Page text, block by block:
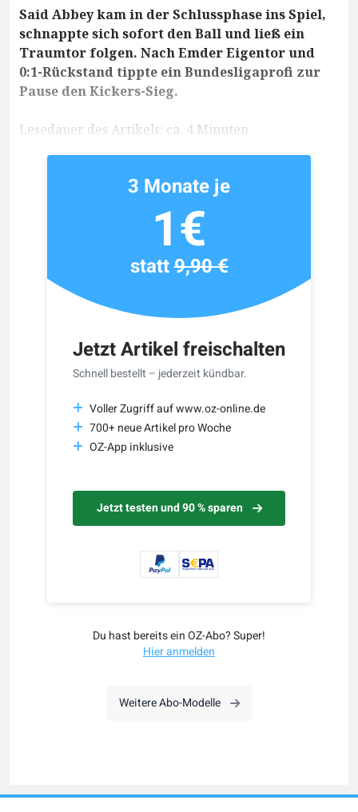
Said Abbey kam in der Schlussphase ins Spiel,
schnappte sich sofort den Ball und ließ ein
Traumtor folgen. Nach Emder Eigentor und
0:1-Rückstand tippte ein Bundesligaprofi zur
Pause den Kickers-Sieg.
Lesedauer des Artikels: ca. 4 Minuten
Jetzt Artikel freischalten
Schnell bestellt – jederzeit kündbar.
Voller Zugriff auf www.oz-online.de
700+ neue Artikel pro Woche
OZ-App inklusive
Jetzt testen und 90 % sparen
3 Monate je
1€
statt9,90 €
Du hast bereits ein OZ-Abo? Super!
Hier anmelden
Weitere Abo-Modelle